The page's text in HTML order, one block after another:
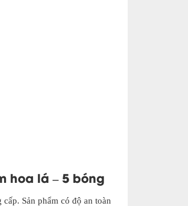
hoa lá – 5 bóng
Sản phẩm có độ an toàn